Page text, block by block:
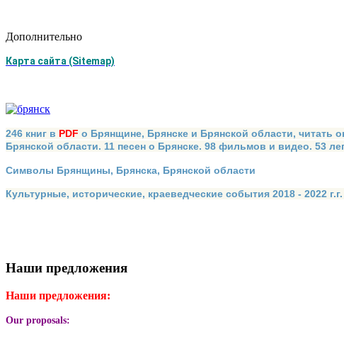
Дополнительно
Карта сайта (Sitemap)
246 книг в PDF о Брянщине, Брянске и Брянской области, читать
Брянской области. 11 песен о Брянске. 98 фильмов и видео. 53
Символы Брянщины, Брянска, Брянской области
Культурные, исторические, краеведческие события 2018 - 2022
Наши предложения
Наши предложения:
Our proposals: